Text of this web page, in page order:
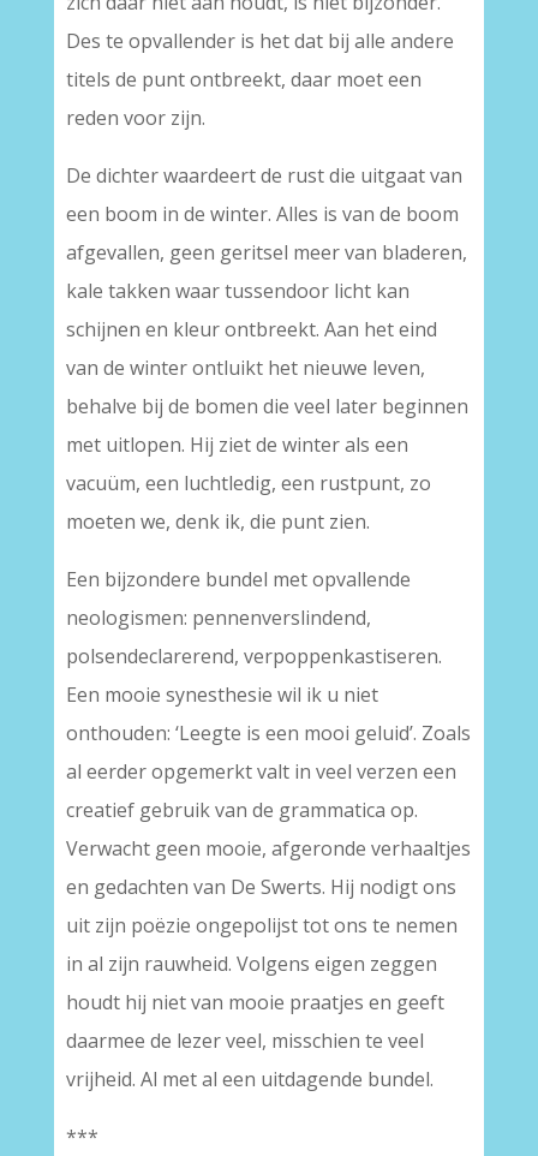
Des te opvallender is het dat bij alle andere
titels de punt ontbreekt, daar moet een
reden voor zijn.
De dichter waardeert de rust die uitgaat van
een boom in de winter. Alles is van de boom
afgevallen, geen geritsel meer van bladeren,
kale takken waar tussendoor licht kan
schijnen en kleur ontbreekt. Aan het eind
van de winter ontluikt het nieuwe leven,
behalve bij de bomen die veel later beginnen
met uitlopen. Hij ziet de winter als een
vacuüm, een luchtledig, een rustpunt, zo
moeten we, denk ik, die punt zien.
Een bijzondere bundel met opvallende
neologismen: pennenverslindend,
polsendeclarerend, verpoppenkastiseren.
Een mooie synesthesie wil ik u niet
onthouden: ‘Leegte is een mooi geluid’. Zoals
al eerder opgemerkt valt in veel verzen een
creatief gebruik van de grammatica op.
Verwacht geen mooie, afgeronde verhaaltjes
en gedachten van De Swerts. Hij nodigt ons
uit zijn poëzie ongepolijst tot ons te nemen
in al zijn rauwheid. Volgens eigen zeggen
houdt hij niet van mooie praatjes en geeft
daarmee de lezer veel, misschien te veel
vrijheid. Al met al een uitdagende bundel.
***